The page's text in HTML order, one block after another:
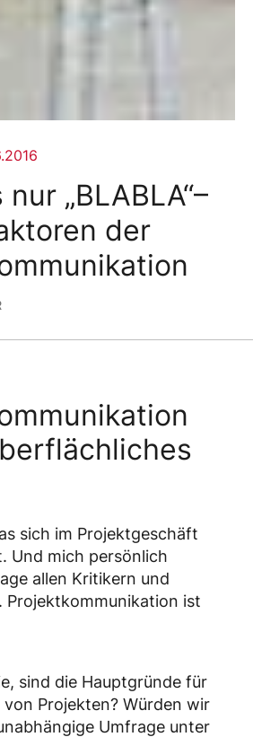
„BLABLA“–
der
sich im Projektgeschäft
Und mich persönlich
allen Kritikern und
Projektkommunikation ist
sind die Hauptgründe für
Projekten? Würden wir
Umfrage unter